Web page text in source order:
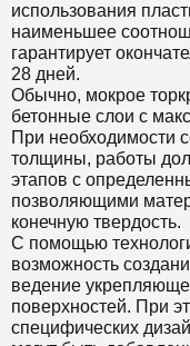
использования
наименьшее
гарантирует
28 дней.
Обычно, мокрое
бетонные слои с
При необходимости
толщины, работы
этапов с
позволяющими
конечную твердость.
С помощью
возможность
ведение
поверхностей. При
специфических